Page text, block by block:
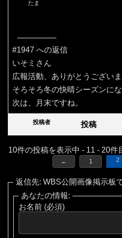
たま
#1947 への返信
いそミさん
広報活動、ありがとうございま
そろそろ冬の快晴シーズンにな
次は、月末ですね。
投稿者 投稿
10件の投稿を表示中 - 11 - 20件
← 1 2
返信先: WBS公開画像掲示板
あなたの情報:
お名前 (必須)